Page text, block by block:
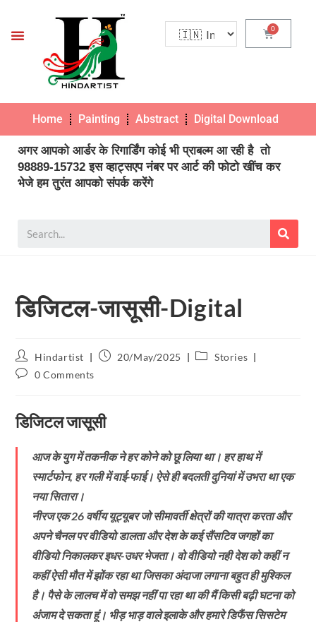
Home Painting Abstract Digital Download
अगर आपको आर्डर के रिगार्डिंग कोई भी प्राबल्म आ रही है तो
98889-15732 इस व्हाट्सएप नंबर पर आर्ट की फोटो खींच कर
भेजे हम तुरंत आपको संपर्क करेंगे
डिजिटल-जासूसी-Digital
Hindartist 20/May/2025
Stories
0 Comments
डिजिटल जासूसी
आज के युग में तकनीक ने हर कोने को छू लिया था। हर हाथ में
स्मार्टफोन, हर गली में वाई-फाई। ऐसे ही बदलती दुनियां में उभरा था एक
नया सितारा।
नीरज एक 26 वर्षीय यूट्यूबर जो सीमावर्ती क्षेत्रों की यात्रा करता और
अपने चैनल पर वीडियो डालता और देश के कई सैंसटिव जगहों का
वीडियो निकालकर इधर-उधर भेजता। वो वीडियो नही देश को कहीं न
कहीं ऐसी मौत में झोंक रहा था जिसका अंदाजा लगाना बहुत ही मुश्किल
है। पैसे के लालच में वो समझ नहीं पा रहा था की मैं किसी बढ़ी घटना को
अंजाम दे सकता हूं। भीड़ भाड़ वाले इलाके और हमारे डिफैंस सिसटेम